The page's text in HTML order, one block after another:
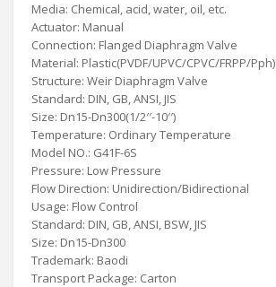
Media: Chemical, acid, water, oil, etc.
Actuator: Manual
Connection: Flanged Diaphragm Valve
Material: Plastic(PVDF/UPVC/CPVC/FRPP/Pph)
Structure: Weir Diaphragm Valve
Standard: DIN, GB, ANSI, JIS
Size: Dn15-Dn300(1/2′′-10′′)
Temperature: Ordinary Temperature
Model NO.: G41F-6S
Pressure: Low Pressure
Flow Direction: Unidirection/Bidirectional
Usage: Flow Control
Standard: DIN, GB, ANSI, BSW, JIS
Size: Dn15-Dn300
Trademark: Baodi
Transport Package: Carton